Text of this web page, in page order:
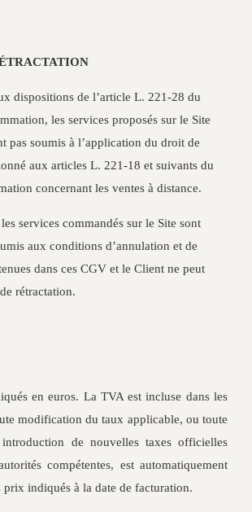
dispositions de l’article L. 221-28 du
les services proposés sur le Site
pas soumis à l’application du droit de
aux articles L. 221-18 et suivants du
concernant les ventes à distance.
services commandés sur le Site sont
aux conditions d’annulation et de
dans ces CGV et le Client ne peut
rétractation.
en euros. La TVA est incluse dans les
modification du taux applicable, ou toute
de nouvelles taxes officielles
compétentes, est automatiquement
prix indiqués à la date de facturation.